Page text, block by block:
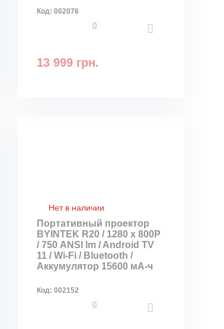
Код:002076
0
13 999 грн.
Нет в наличии
Портативный проектор
BYINTEK R20 / 1280 х 800Р
/ 750 ANSI lm / Android TV
11 / Wi-Fi / Bluetooth /
Аккумулятор 15600 мА-ч
Код:002152
0